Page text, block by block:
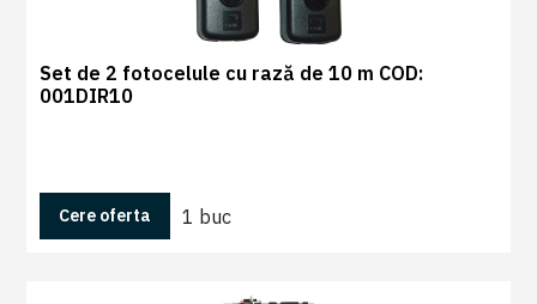
Set de 2 fotocelule cu rază de 10 m COD:
001DIR10
Cere oferta 1 buc